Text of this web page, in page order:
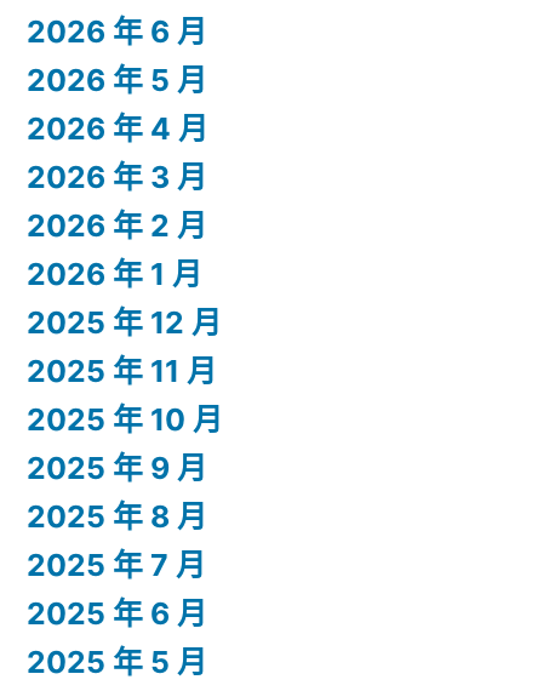
2026 年 6 月
2026 年 5 月
2026 年 4 月
2026 年 3 月
2026 年 2 月
2026 年 1 月
2025 年 12 月
2025 年 11 月
2025 年 10 月
2025 年 9 月
2025 年 8 月
2025 年 7 月
2025 年 6 月
2025 年 5 月